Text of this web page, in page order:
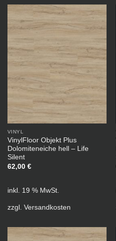
VINYL
VinylFloor Objekt Plus
Dolomiteneiche hell – Life
Silent
62,00 €
inkl. 19 % MwSt.
zzgl. Versandkosten